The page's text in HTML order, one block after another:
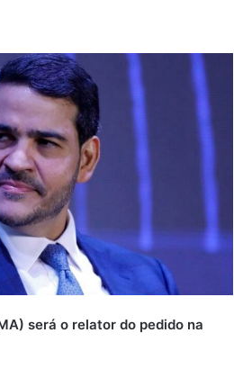
será o relator do pedido na